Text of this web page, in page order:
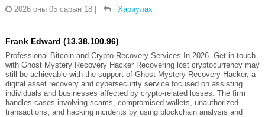
2026 оны 05 сарын 18
Хариулах
Frank Edward (13.38.100.96)
Professional Bitcoin and Crypto Recovery Services In 2026. Get in touch
with Ghost Mystery Recovery Hacker Recovering lost cryptocurrency may
still be achievable with the support of Ghost Mystery Recovery Hacker, a
digital asset recovery and cybersecurity service focused on assisting
individuals and businesses affected by crypto-related losses. The firm
handles cases involving scams, compromised wallets, unauthorized
transactions, and hacking incidents by using blockchain analysis and